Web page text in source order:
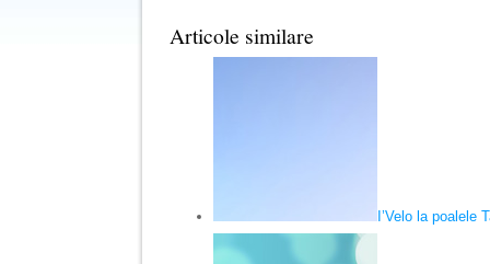
Articole similare
I’Velo la poalele